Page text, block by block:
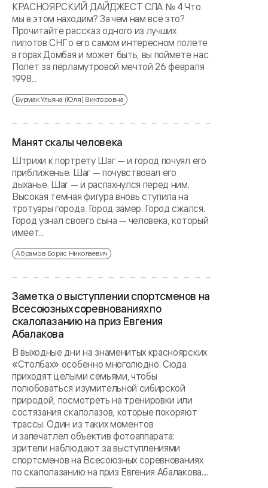
КРАСНОЯРСКИЙ ДАЙДЖЕСТ СЛА № 4 Что
мы в этом находим? За чем нам все это?
Прочитайте рассказ одного из лучших
пилотов СНГ о его самом интересном полете
в горах Домбая и может быть, вы поймете нас
Полет за перламутровой мечтой 26 февраля
1998...
Бурмак Ульяна (Юля) Викторовна
Манят скалы человека
Штрихи к портрету Шаг — и город почуял его
приближенье. Шаг — почувствовал его
дыханье. Шаг — и распахнулся перед ним.
Высокая темная фигура вновь ступила на
тротуары города. Город замер. Город сжался.
Город узнал своего сына — человека, который
имеет...
Абрамов Борис Николаевич
Заметка о выступлении спортсменов на
Всесоюзных соревнованиях по
скалолазанию на приз Евгения
Абалакова
В выходные дни на знаменитых красноярских
«Столбах» особенно многолюдно. Сюда
приходят целыми семьями, чтобы
полюбоваться изумительной сибирской
природой, посмотреть на тренировки или
состязания скалолазов, которые покоряют
трассы. Один из таких моментов
и запечатлел объектив фотоаппарата:
зрители наблюдают за выступлениями
спортсменов на Всесоюзных соревнованиях
по скалолазанию на приз Евгения Абалакова....